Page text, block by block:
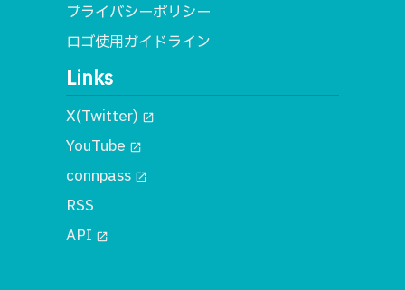
プライバシーポリシー
ロゴ使用ガイドライン
Links
X(Twitter) open_in_new
YouTube open_in_new
connpass open_in_new
RSS
API open_in_new